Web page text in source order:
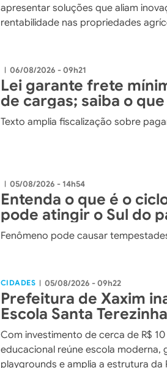
apresentar soluções que aliam
rentabilidade nas propriedades
| 06/08/2026 - 09h21
Lei garante frete
de cargas; saiba o
Texto amplia fiscalização sobre
| 05/08/2026 - 14h54
Entenda o que é o
pode atingir o Sul do
Fenômeno pode causar
CIDADES | 05/08/2026 - 09h22
Prefeitura de Xaxim
Escola Santa
maior investimento em
história do município
Com investimento de cerca de R$
educacional reúne escola moderna,
playgrounds e amplia a estrutura da